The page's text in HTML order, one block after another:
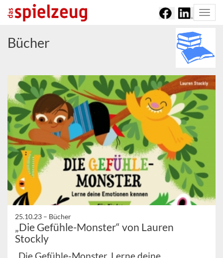
Bücher
25.10.23 – Bücher
„Die Gefühle-Monster“ von Lauren
Stockly